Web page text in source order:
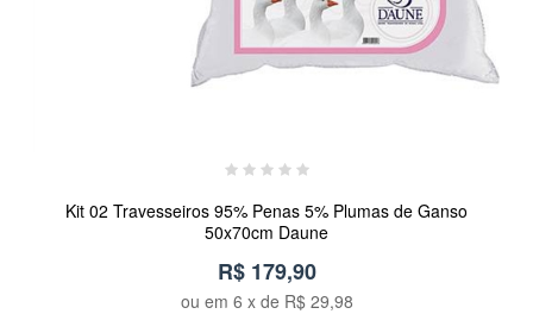
Kit 02 Travesseiros 95% Penas 5% Plumas de Ganso
50x70cm Daune
R$ 179,90
ou em 6 x de R$ 29,98